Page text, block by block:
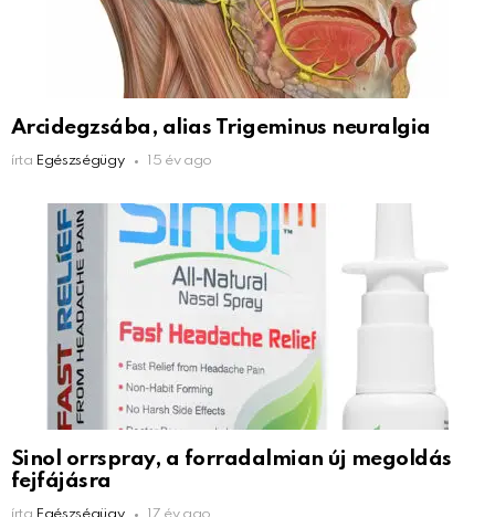
Arcidegzsába, alias Trigeminus neuralgia
írta Egészségügy 15 év ago
Sinol orrspray, a forradalmian új megoldás
fejfájásra